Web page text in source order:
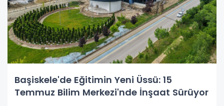
Başiskele'de Eğitimin Yeni Üssü: 15
Temmuz Bilim Merkezi'nde İnşaat Sürüyor